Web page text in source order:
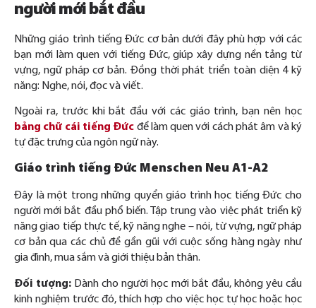
người mới bắt đầu
Những giáo trình tiếng Đức cơ bản dưới đây phù hợp với các
bạn mới làm quen với tiếng Đức, giúp xây dựng nền tảng từ
vựng, ngữ pháp cơ bản. Đồng thời phát triển toàn diện 4 kỹ
năng: Nghe, nói, đọc và viết.
Ngoài ra, trước khi bắt đầu với các giáo trình, bạn nên học
bảng chữ cái tiếng Đức để làm quen với cách phát âm và ký
tự đặc trưng của ngôn ngữ này.
Giáo trình tiếng Đức Menschen Neu A1-A2
Đây là một trong những quyển giáo trình học tiếng Đức cho
người mới bắt đầu phổ biến. Tập trung vào việc phát triển kỹ
năng giao tiếp thực tế, kỹ năng nghe – nói, từ vựng, ngữ pháp
cơ bản qua các chủ đề gần gũi với cuộc sống hàng ngày như
gia đình, mua sắm và giới thiệu bản thân.
Đối tượng: Dành cho người học mới bắt đầu, không yêu cầu
kinh nghiệm trước đó, thích hợp cho việc học tự học hoặc học